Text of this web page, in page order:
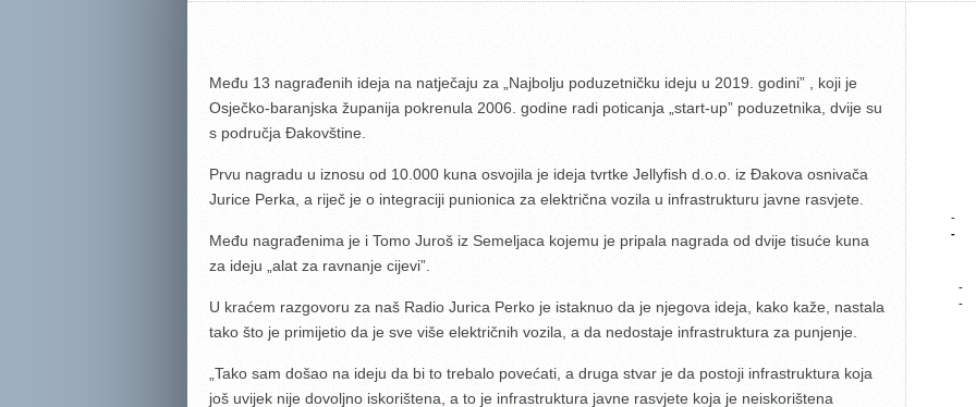
Među 13 nagrađenih ideja na natječaju za „Najbolju poduzetničku ideju u 2019. godini” , koji je
Osječko-baranjska županija pokrenula 2006. godine radi poticanja „start-up” poduzetnika, dvije su
s područja Đakovštine.
Prvu nagradu u iznosu od 10.000 kuna osvojila je ideja tvrtke Jellyfish d.o.o. iz Đakova osnivača
Jurice Perka, a riječ je o integraciji punionica za električna vozila u infrastrukturu javne rasvjete.
Među nagrađenima je i Tomo Juroš iz Semeljaca kojemu je pripala nagrada od dvije tisuće kuna
za ideju „alat za ravnanje cijevi”.
U kraćem razgovoru za naš Radio Jurica Perko je istaknuo da je njegova ideja, kako kaže, nastala
tako što je primijetio da je sve više električnih vozila, a da nedostaje infrastruktura za punjenje.
„Tako sam došao na ideju da bi to trebalo povećati, a druga stvar je da postoji infrastruktura koja
još uvijek nije dovoljno iskorištena, a to je infrastruktura javne rasvjete koja je neiskorištena
-
-
-
-